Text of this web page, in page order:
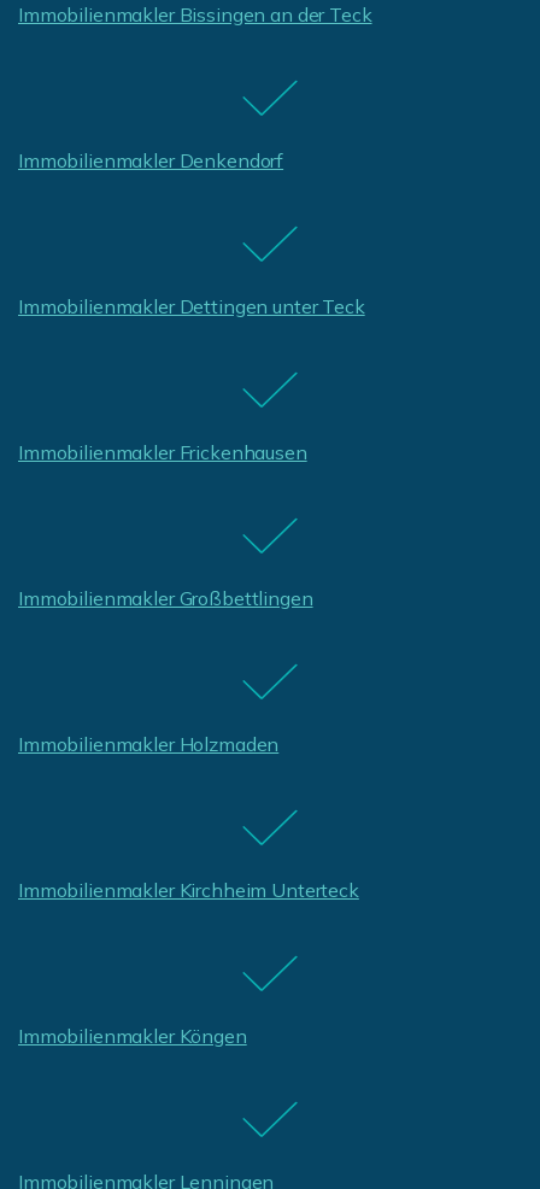
Immobilienmakler Bissingen an der Teck
Immobilienmakler Denkendorf
Immobilienmakler Dettingen unter Teck
Immobilienmakler Frickenhausen
Immobilienmakler Großbettlingen
Immobilienmakler Holzmaden
Immobilienmakler Kirchheim Unterteck
Immobilienmakler Köngen
Immobilienmakler Lenningen